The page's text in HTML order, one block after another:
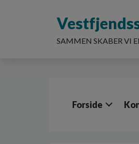
SAMMEN SKABER VI
Forside